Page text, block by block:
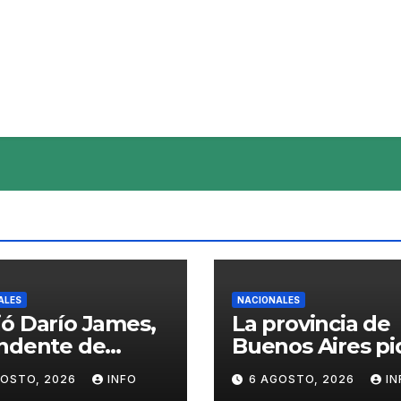
Darío James,
de
2026 INFO
NACIONALES
La provincia de
Buenos Aires
sacar del
el «Squeezy
6 AGOSTO, 2026